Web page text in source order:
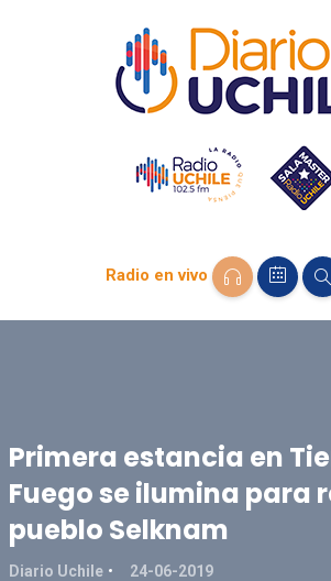
Radio en vivo
Primera estancia en
Fuego se ilumina para
pueblo Selknam
Diario Uchile 24-06-2019